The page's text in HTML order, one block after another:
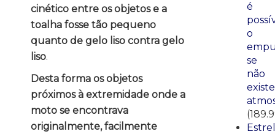
cinético entre os objetos e a
toalha fosse tão pequeno
quanto de gelo liso contra gelo
liso.
Desta forma os objetos
próximos à extremidade onde a
moto se encontrava
originalmente, facilmente
é
o
se
não
existe